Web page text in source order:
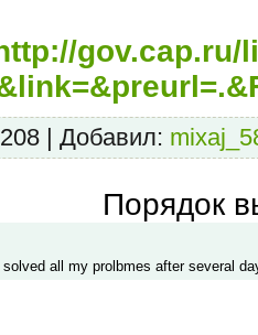
gov.cap.ru/
| Добавил:
Порядок
all my prolbmes after several